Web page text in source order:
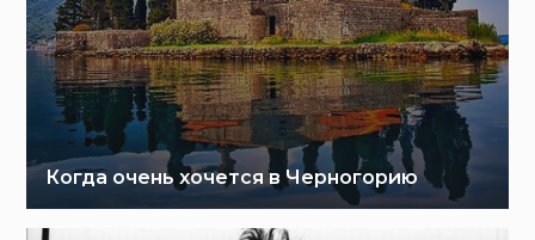
Когда очень хочется в Черногорию